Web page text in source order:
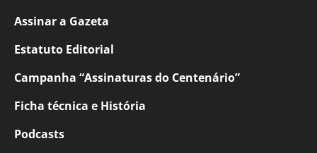
Assinar a Gazeta
Estatuto Editorial
Campanha “Assinaturas do Centenário”
Ficha técnica e História
Podcasts